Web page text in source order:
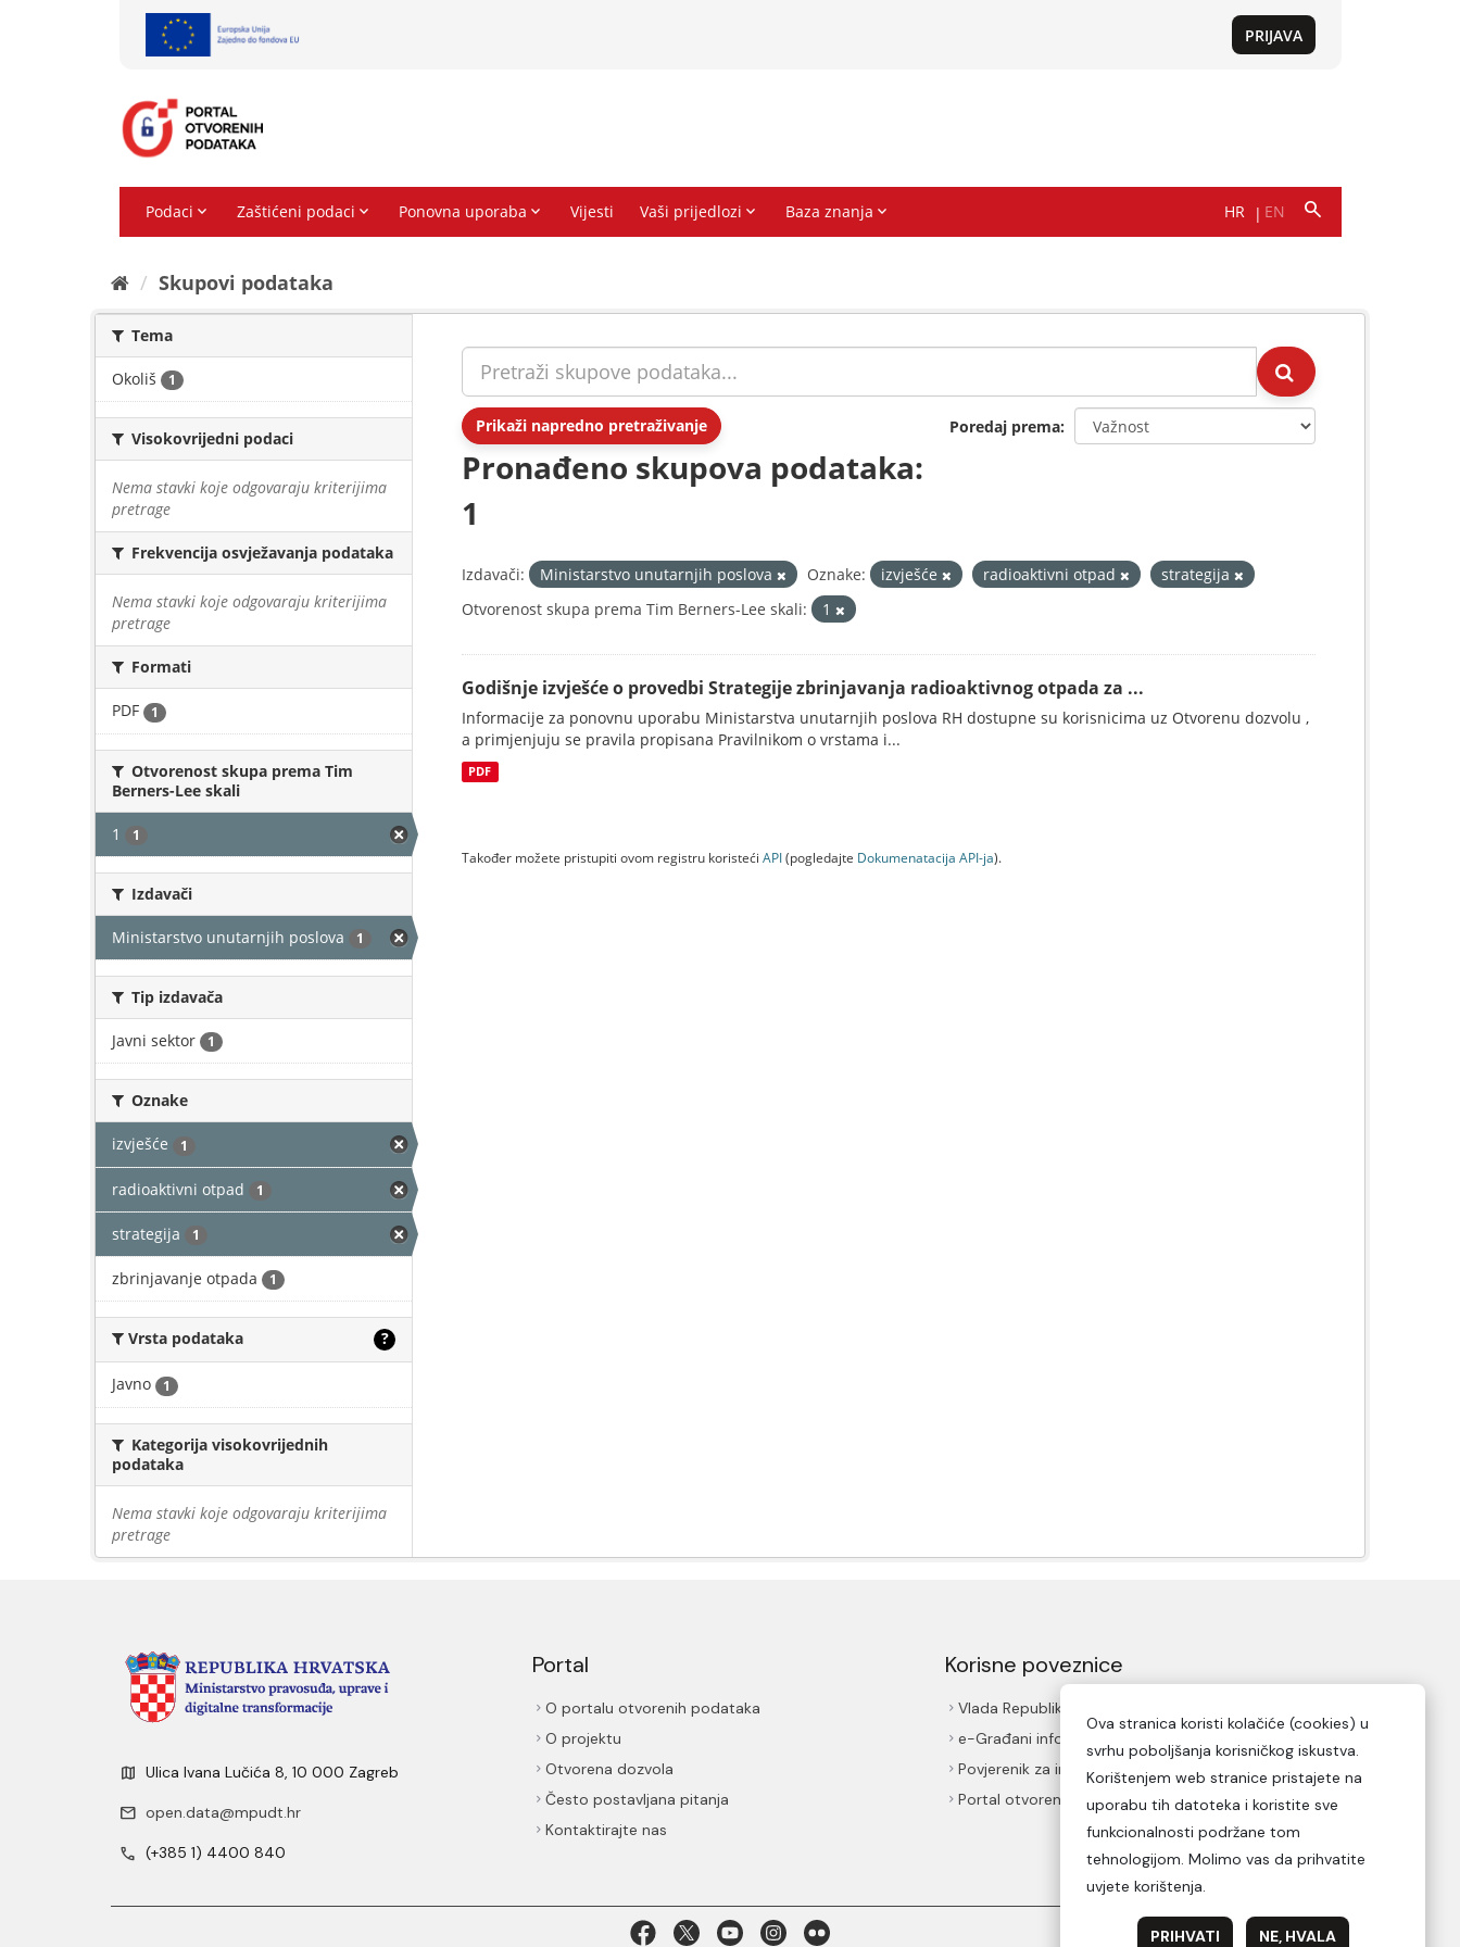
Skupovi podаtаkа
Tema
Okoliš 1
Visokovrijedni podaci
Nema stavki koje odgovaraju kriterijima
pretrage
Frekvencija osvježavanja podataka
Nema stavki koje odgovaraju kriterijima
pretrage
Formati
PDF 1
Otvorenost skupa prema Tim
Berners-Lee skali
1 1
Izdavači
Ministarstvo unutarnjih poslova 1
Tip izdavača
Javni sektor 1
Oznake
izvješće 1
radioaktivni otpad 1
strategija 1
zbrinjavanje otpada 1
Vrsta podataka ?
Javno 1
Kategorija visokovrijednih
podataka
Nema stavki koje odgovaraju kriterijima
pretrage
Prikaži napredno pretraživanje Poredaj prema
Pronađeno skupova podataka:
1
Izdavači: Ministarstvo unutarnjih poslova Oznake: izvješće radioaktivni otpad
strategija
Otvorenost skupa prema Tim Berners-Lee skali:
1
Godišnje izvješće o provedbi Strategije zbrinjavanja radioaktivnog otpada za ...
Informacije za ponovnu uporabu Ministarstva unutarnjih poslova RH dostupne su korisnicima uz Otvorenu dozvolu ,
a primjenjuju se pravila propisana Pravilnikom o vrstama i...
PDF
Također možete pristupiti ovom registru koristeći API(pogledajte Dokumenаtаcijа API-jа).